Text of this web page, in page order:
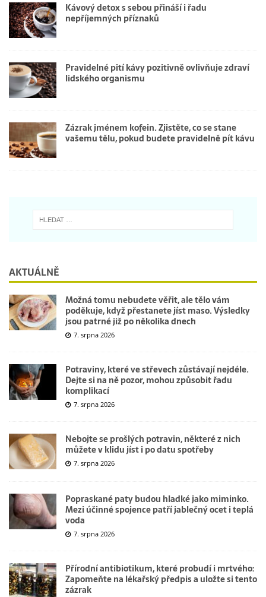
Kávový detox s sebou přináší i řadu
nepříjemných příznaků
Pravidelné pití kávy pozitivně ovlivňuje zdraví
lidského organismu
Zázrak jménem kofein. Zjistěte, co se stane
vašemu tělu, pokud budete pravidelně pít kávu
AKTUÁLNĚ
Možná tomu nebudete věřit, ale tělo vám
poděkuje, když přestanete jíst maso. Výsledky
jsou patrné již po několika dnech
7. srpna 2026
Potraviny, které ve střevech zůstávají nejdéle.
Dejte si na ně pozor, mohou způsobit řadu
komplikací
7. srpna 2026
Nebojte se prošlých potravin, některé z nich
můžete v klidu jíst i po datu spotřeby
7. srpna 2026
Popraskané paty budou hladké jako miminko.
Mezi účinné spojence patří jablečný ocet i teplá
voda
7. srpna 2026
Přírodní antibiotikum, které probudí i mrtvého:
Zapomeňte na lékařský předpis a uložte si tento
zázrak